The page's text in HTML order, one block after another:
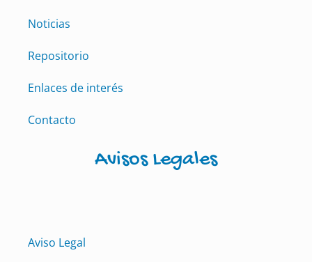
Noticias
Repositorio
Enlaces de interés
Contacto
Avisos Legales
Aviso Legal